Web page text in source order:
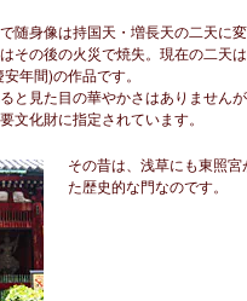
随身像は持国天・増長天の二天に
その後の火災で焼失。現在の二天
年間)の作品です。
と見た目の華やかさはありません
文化財に指定されています。
その昔は、浅草にも東照
た歴史的な門なのです。